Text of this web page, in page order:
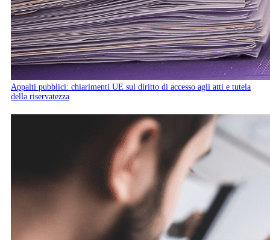
Appalti pubblici: chiarimenti UE sul diritto di accesso agli atti e tutela
della riservatezza